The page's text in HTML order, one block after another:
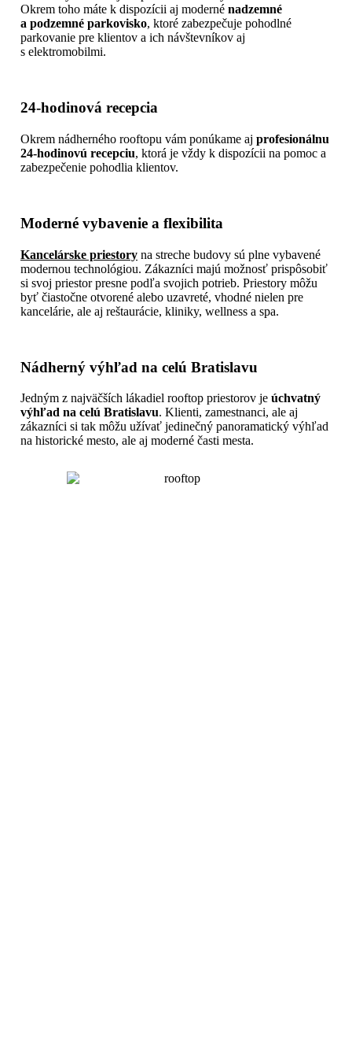
Okrem toho máte k dispozícii aj moderné nadzemné
a podzemné parkovisko, ktoré zabezpečuje pohodlné
parkovanie pre klientov a ich návštevníkov aj
s elektromobilmi.
24-hodinová recepcia
Okrem nádherného rooftopu vám ponúkame aj profesionálnu
24-hodinovú recepciu, ktorá je vždy k dispozícii na pomoc a
zabezpečenie pohodlia klientov.
Moderné vybavenie a flexibilita
Kancelárske priestory na streche budovy sú plne vybavené
modernou technológiou. Zákazníci majú možnosť prispôsobiť
si svoj priestor presne podľa svojich potrieb. Priestory môžu
byť čiastočne otvorené alebo uzavreté, vhodné nielen pre
kancelárie, ale aj reštaurácie, kliniky, wellness a spa.
Nádherný výhľad na celú Bratislavu
Jedným z najväčších lákadiel rooftop priestorov je úchvatný
výhľad na celú Bratislavu. Klienti, zamestnanci, ale aj
zákazníci si tak môžu užívať jedinečný panoramatický výhľad
na historické mesto, ale aj moderné časti mesta.